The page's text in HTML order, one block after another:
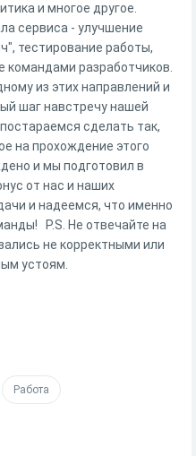
и многое другое.
сервиса - улучшение
тестирование работы,
командами разработчиков.
из этих направлений и
шаг навстречу нашей
сделать так,
на прохождение этого
и мы подготовил в
от нас и наших
и надеемся, что именно
P.S. Не отвечайте на
не корректными или
устоям.
Работа